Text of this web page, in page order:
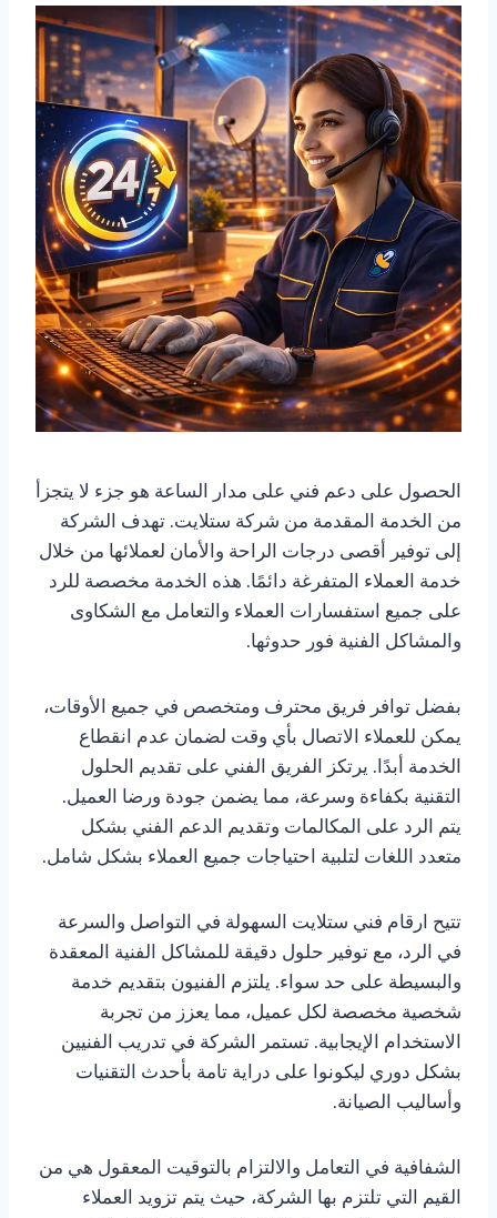
الحصول على دعم فني على مدار الساعة هو جزء لا يتجزأ
من الخدمة المقدمة من شركة ستلايت. تهدف الشركة
إلى توفير أقصى درجات الراحة والأمان لعملائها من خلال
خدمة العملاء المتفرغة دائمًا. هذه الخدمة مخصصة للرد
على جميع استفسارات العملاء والتعامل مع الشكاوى
والمشاكل الفنية فور حدوثها.
بفضل توافر فريق محترف ومتخصص في جميع الأوقات،
يمكن للعملاء الاتصال بأي وقت لضمان عدم انقطاع
الخدمة أبدًا. يرتكز الفريق الفني على تقديم الحلول
التقنية بكفاءة وسرعة، مما يضمن جودة ورضا العميل.
يتم الرد على المكالمات وتقديم الدعم الفني بشكل
متعدد اللغات لتلبية احتياجات جميع العملاء بشكل شامل.
تتيح ارقام فني ستلايت السهولة في التواصل والسرعة
في الرد، مع توفير حلول دقيقة للمشاكل الفنية المعقدة
والبسيطة على حد سواء. يلتزم الفنيون بتقديم خدمة
شخصية مخصصة لكل عميل، مما يعزز من تجربة
الاستخدام الإيجابية. تستمر الشركة في تدريب الفنيين
بشكل دوري ليكونوا على دراية تامة بأحدث التقنيات
وأساليب الصيانة.
الشفافية في التعامل والالتزام بالتوقيت المعقول هي من
القيم التي تلتزم بها الشركة، حيث يتم تزويد العملاء